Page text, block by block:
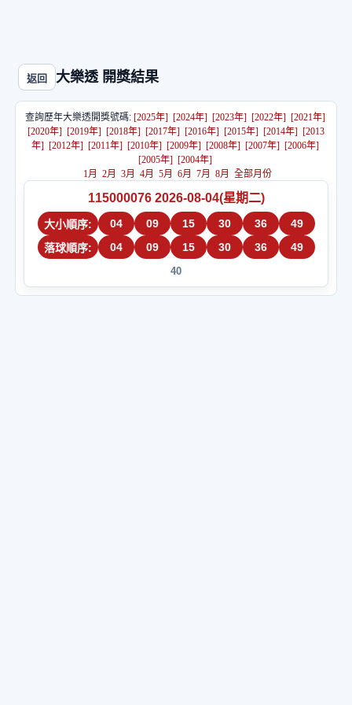
返回 大樂透 開獎結果
查詢歷年大樂透開獎號碼: [2025年] [2024年] [2023年] [2022年] [2021年]
[2020年] [2019年] [2018年] [2017年] [2016年] [2015年] [2014年] [2013
年] [2012年] [2011年] [2010年] [2009年] [2008年] [2007年] [2006年]
[2005年] [2004年]
1月
2月 3月 4月 5月 6月 7月 8月 全部月份
115000076 2026-08-04(星期二)
大小順序: 04 09 15 30 36
49
落球順序:
04 09 15 30 36 49
40